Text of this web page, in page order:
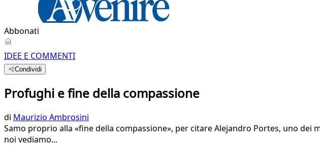
Abbonati
IDEE E COMMENTI
Condividi
Profughi e fine della compassione
di Maurizio Ambrosini
Samo proprio alla «fine della compassione», per citare Alejandro Portes, uno
noi vediamo...